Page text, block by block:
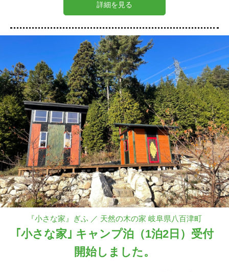
詳細を見る
『小さな家』ぎふ ／ 天然の木の家 岐阜県八百津町
｢小さな家｣ キャンプ泊（1泊2日）受付
開始しました。